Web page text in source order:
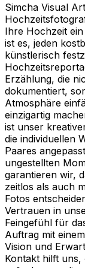
Simcha Visual
Ihre Hochzeit
ist es, jeden
künstlerisch
Erzählung, die
dokumentiert,
Atmosphäre
einzigartig
ist unser
die individuellen
Paares
ungestellten
garantieren wir,
zeitlos als auch
Fotos
Vertrauen in
Feingefühl für
Auftrag mit
Vision und
Kontakt hilft